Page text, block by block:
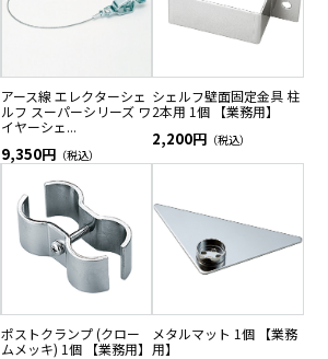
アース線 エレクターシェ
ルフ スーパーシリーズ ワ
イヤーシェ...
9,350円 （税込）
シェルフ壁面固定金具 柱
2本用 1個 【業務用】
2,200円 （税込）
ポストクランプ (クロー
ムメッキ) 1個 【業務用】
メタルマット 1個 【業務
用】